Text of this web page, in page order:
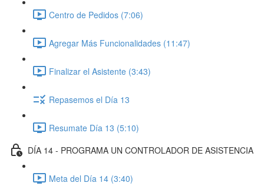
Centro de Pedidos (7:06)
Agregar Más Funcionalidades (11:47)
Finalizar el Asistente (3:43)
Repasemos el Día 13
Resumate Día 13 (5:10)
DÍA 14 - PROGRAMA UN CONTROLADOR DE ASISTENCIA
Meta del Día 14 (3:40)